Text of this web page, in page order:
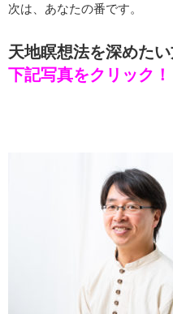
次は、あなたの番です。
天地瞑想法を深めた
下記写真をクリック！